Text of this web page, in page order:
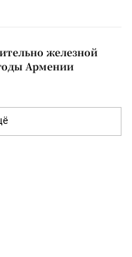
железной
Армении